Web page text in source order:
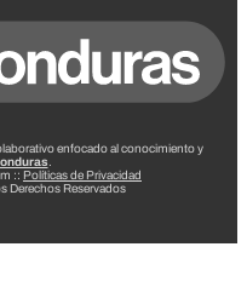
enfocado al conocimiento y
:: Políticas de Privacidad
Derechos Reservados